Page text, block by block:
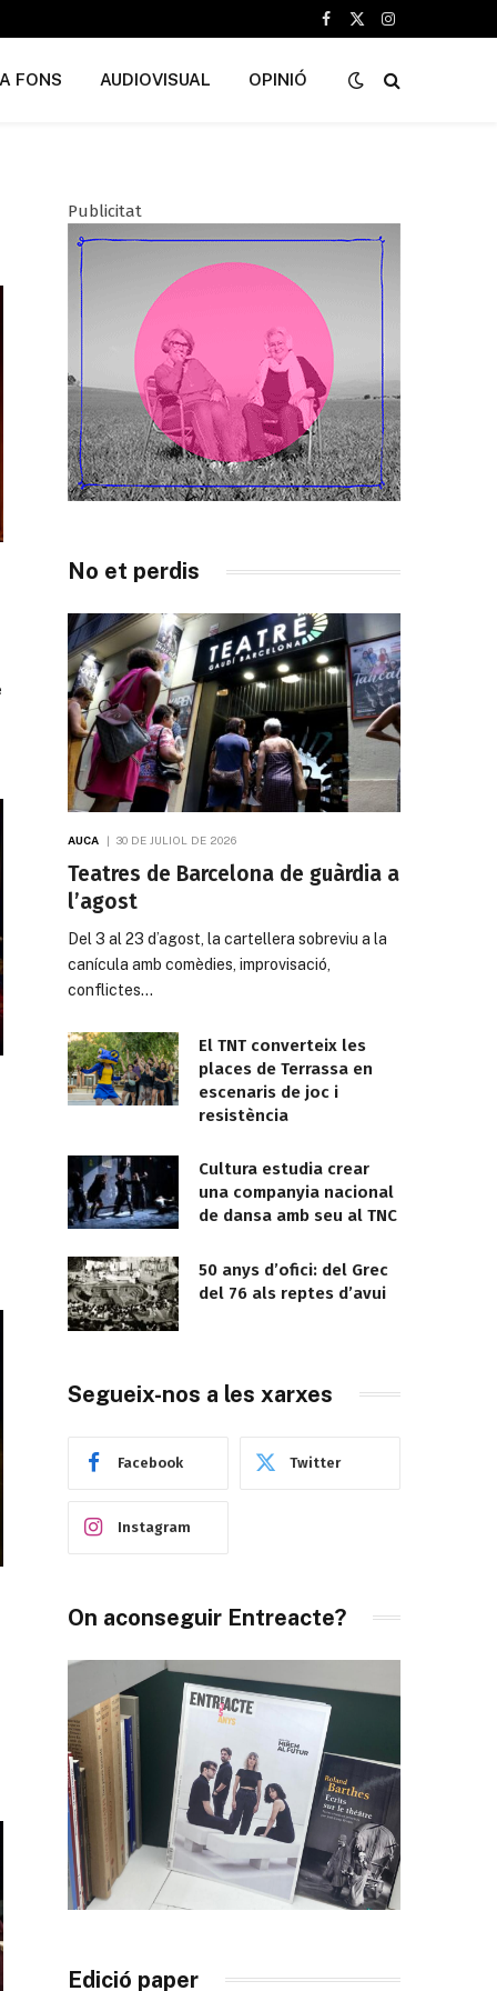
Facebook
X
Instagram
A FONS AUDIOVISUAL OPINIÓ
Publicitat
No et perdis
AUCA 30 DE JULIOL DE 2026
Teatres de Barcelona de guàrdia a
l’agost
Del 3 al 23 d’agost, la cartellera sobreviu a la
canícula amb comèdies, improvisació,
conflictes…
El TNT converteix les
places de Terrassa en
escenaris de joc i
resistència
Cultura estudia crear
una companyia nacional
de dansa amb seu al TNC
50 anys d’ofici: del Grec
del 76 als reptes d’avui
Segueix-nos a les xarxes
Facebook Twitter
Instagram
On aconseguir Entreacte?
Edició paper